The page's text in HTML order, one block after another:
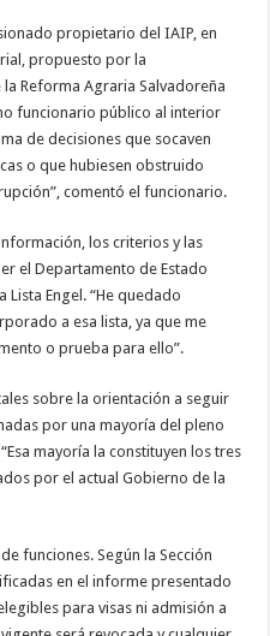
propietario del IAIP, en
propuesto por la
Reforma Agraria Salvadoreña
funcionario público al interior
de decisiones que socaven
o que hubiesen obstruido
comentó el funcionario.
los criterios y las
el Departamento de Estado
Engel. “He quedado
a esa lista, ya que me
o prueba para ello”.
sobre la orientación a seguir
por una mayoría del pleno
mayoría la constituyen los tres
por el actual Gobierno de la
funciones. Según la Sección
en el informe presentado
para visas ni admisión a